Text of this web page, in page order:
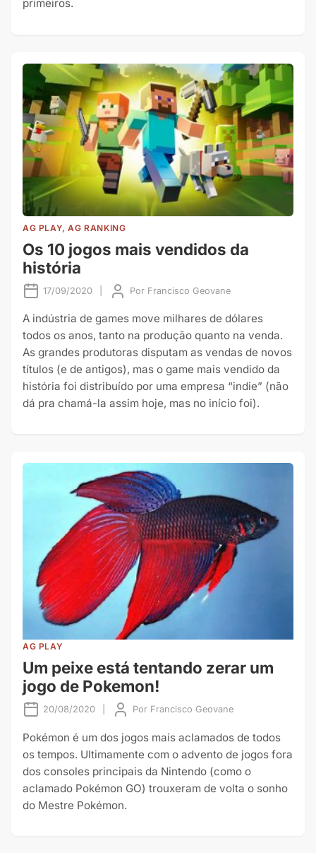
primeiros.
AG PLAY, AG RANKING
Os 10 jogos mais vendidos da
história
17/09/2020 Por Francisco Geovane
A indústria de games move milhares de dólares
todos os anos, tanto na produção quanto na venda.
As grandes produtoras disputam as vendas de novos
títulos (e de antigos), mas o game mais vendido da
história foi distribuído por uma empresa “indie” (não
dá pra chamá-la assim hoje, mas no início foi).
AG PLAY
Um peixe está tentando zerar um
jogo de Pokemon!
20/08/2020 Por Francisco Geovane
Pokémon é um dos jogos mais aclamados de todos
os tempos. Ultimamente com o advento de jogos fora
dos consoles principais da Nintendo (como o
aclamado Pokémon GO) trouxeram de volta o sonho
do Mestre Pokémon.